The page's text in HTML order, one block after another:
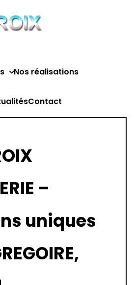
Nos réalisations
Contact
–
uniques